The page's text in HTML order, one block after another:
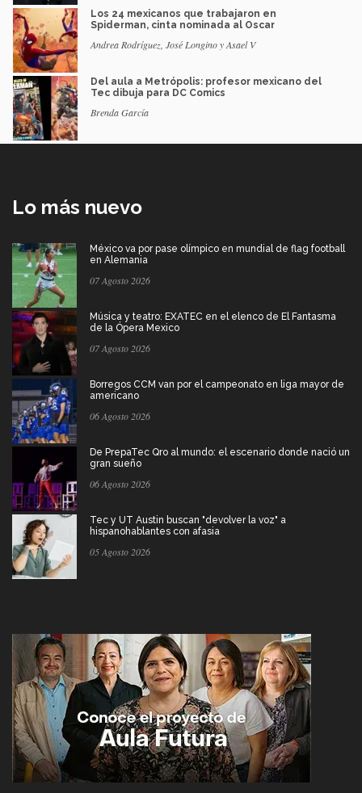
Los 24 mexicanos que trabajaron en
Spiderman, cinta nominada al Oscar
Andrea Rodríguez, José Longino y Asael V
Del aula a Metrópolis: profesor mexicano del
Tec dibuja para DC Comics
Brenda García
Lo más nuevo
México va por pase olímpico en mundial de flag football
en Alemania
07 Agosto 2026
Música y teatro: EXATEC en el elenco de El Fantasma
de la Ópera Mexico
07 Agosto 2026
Borregos CCM van por el campeonato en liga mayor de
americano
06 Agosto 2026
De PrepaTec Qro al mundo: el escenario donde nació un
gran sueño
06 Agosto 2026
Tec y UT Austin buscan "devolver la voz" a
hispanohablantes con afasia
05 Agosto 2026